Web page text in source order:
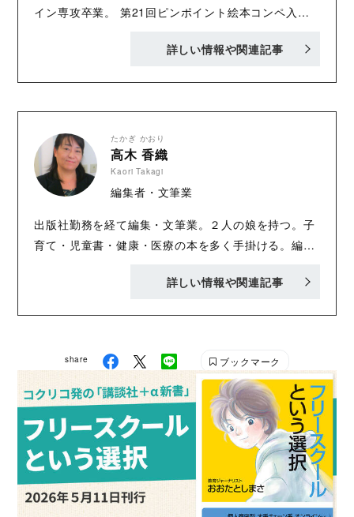
イン専攻卒業。 第21回ピンポイント絵本コンペ入
43回講談社絵本新人賞を受賞。 2024年、第15回よう
プションサービスを運営。
詳しい情報や関連記事
たかぎ かおり
高木 香織
Kaori Takagi
編集者・文筆業
出版社勤務を経て編集・文筆業。２人の娘を持つ。子
育て・児童書・健康・医療の本を多く手掛ける。編
儀』『子どもの「学習脳」を育てる法則』（ともにこ
おはなし』『エトワール！ バレエ事典』（すべて講
談社）など多数。著書に『後期高齢者医療がよくわか
る』（リヨン社）、『ママが守る！ 家庭の新型イン
フルエンザ対策』（講談社）がある。
詳しい情報や関連記事
share ブックマーク